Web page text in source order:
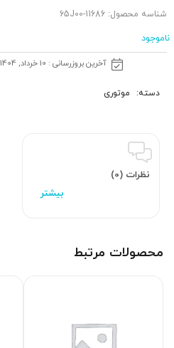
شناسه محصول: 11686-65J00
ناموجود
آخرین بروزرسانی : 10 خرداد, 1404
دسته: موتوری
نظرات (0)
محصولات مرتبط